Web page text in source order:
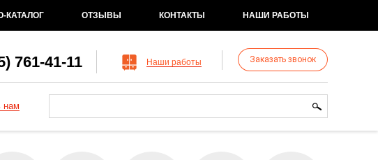
КАТАЛОГ ОТЗЫВЫ КОНТАКТЫ НАШИ РАБОТЫ
761-41-11 Наши работы Заказать звонок
нам